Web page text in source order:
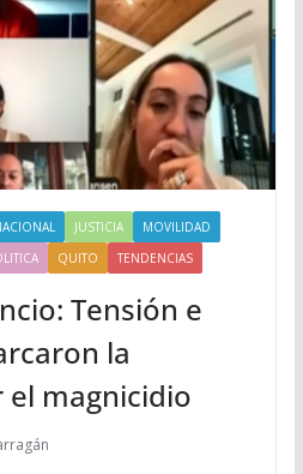
JUSTICIA
MOVILIDAD
QUITO TENDENCIAS
Tensión e
la
magnicidio